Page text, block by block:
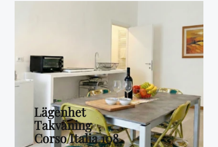
Lägenhet
Takvåning
Corso Italia 108